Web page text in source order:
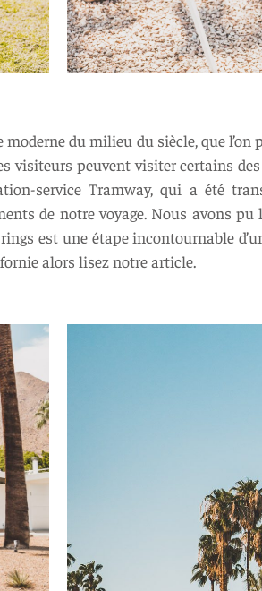
du milieu du siècle, que
visiteurs peuvent visiter certains
service Tramway, qui a été
de notre voyage. Nous avons
est une étape incontournable
alors lisez notre article.